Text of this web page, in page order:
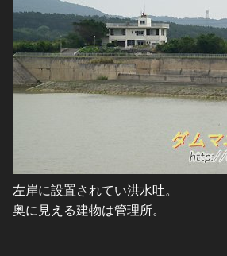
左岸に設置されてい洪水吐。
奥に見える建物は管理所。